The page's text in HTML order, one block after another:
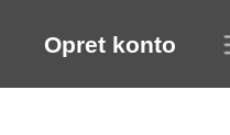
Opret konto